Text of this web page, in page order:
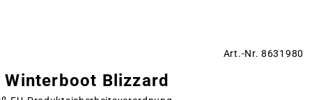
Art.-Nr. 8631980
Winterboot Blizzard